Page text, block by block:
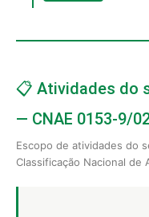
📋 Atividades do
— CNAE 0153-9/
Escopo de atividades do
Classificação Nacional de